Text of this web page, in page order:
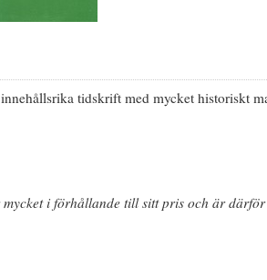
tidskrift med mycket historiskt
i förhållande till sitt pris och är